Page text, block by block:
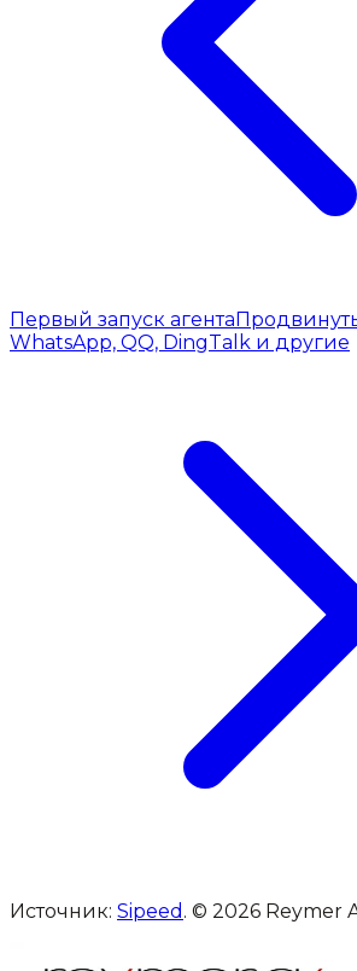
Первый запуск агента
WhatsApp, QQ, DingTalk и другие
Источник: Sipeed . © 2026 Reymer